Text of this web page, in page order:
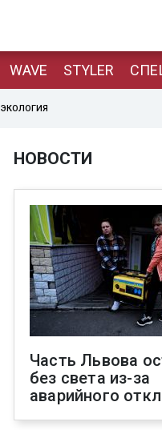
WAVE STYLER
ЭКОЛОГИЯ
НОВОСТИ
Часть Львова
без света из-за
аварийного